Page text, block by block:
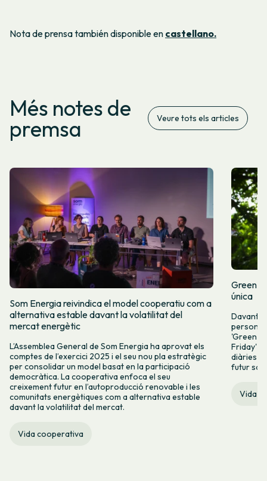
Nota de prensa también disponible en castellano.
Més notes de
premsa Veure tots els articles
Som Energia reivindica el model cooperatiu com a
alternativa estable davant la volatilitat del
mercat energètic
L’Assemblea General de Som Energia ha aprovat els
comptes de l’exercici 2025 i el seu nou pla estratègic
per consolidar un model basat en la participació
democràtica. La cooperativa enfoca el seu
creixement futur en l’autoproducció renovable i les
comunitats energètiques com a alternativa estable
davant la volatilitat del mercat.
Vida cooperativa
Green
única
Davant
'Green
Friday'
diàries i
futur
Vida